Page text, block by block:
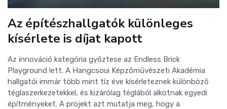
Az építészhallgatók különleges
kísérlete is díjat kapott
Az innováció kategória győztese az Endless Brick
Playground lett. A Hangcsoui Képzőművészeti Akadémia
hallgatói immár több mint tíz éve kísérleteznek különböző
téglaszerkezetekkel, és kizárólag téglából alkotnak egyedi
építményeket. A projekt azt mutatja meg, hogy a